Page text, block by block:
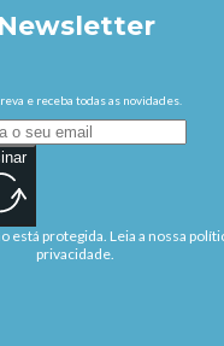
Newsletter
e receba todas as novidades.
está protegida. Leia a nossa
privacidade.